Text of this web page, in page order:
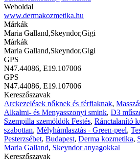
Weboldal
www.dermakozmetika.hu
Márkák
Maria Galland,Skeyndor,Gigi
Márkák
Maria Galland,Skeyndor,Gigi
GPS
N47.44086, E19.107006
GPS
N47.44086, E19.107006
Kereszőszavak
Arckezelések nőknek és férfiaknak,
Alkalmi- és Menyasszonyi smink, D3
Szempilla szemöldök Festés, Ránctalanító
szabottan, Mélyhámlasztás - Green-peel,
Pesterzsébet, Budapest, Derma kozmetika,
Maria Galland, Skeyndor anyagokkal
Kereszőszavak